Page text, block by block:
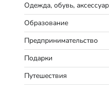
Одежда, обувь,
Образование
Предпринимательство
Подарки
Путешествия